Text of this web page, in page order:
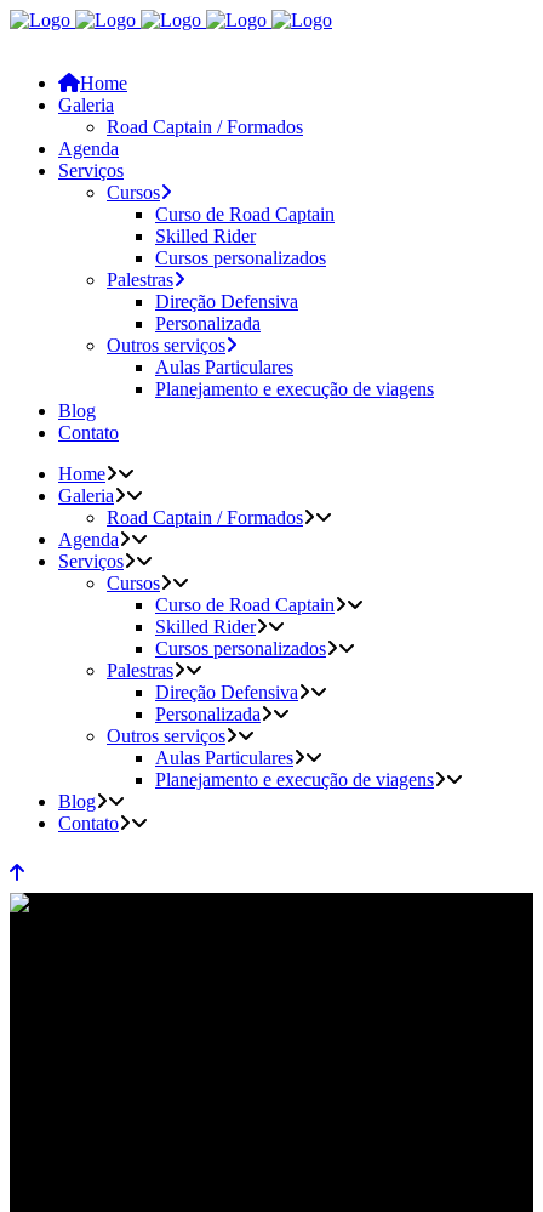
Home
Galeria
Road Captain / Formados
Agenda
Serviços
Cursos
Curso de Road Captain
Skilled Rider
Cursos personalizados
Palestras
Direção Defensiva
Personalizada
Outros serviços
Aulas Particulares
Planejamento e execução de viagens
Blog
Contato
Home
Galeria
Road Captain / Formados
Agenda
Serviços
Cursos
Curso de Road Captain
Skilled Rider
Cursos personalizados
Palestras
Direção Defensiva
Personalizada
Outros serviços
Aulas Particulares
Planejamento e execução de viagens
Blog
Contato